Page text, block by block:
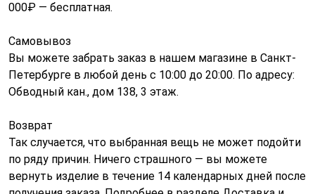
000₽ — бесплатная.
Самовывоз
Вы можете забрать заказ в нашем магазине в Санкт-
Петербурге в любой день с 10:00 до 20:00. По адресу:
Обводный кан., дом 138, 3 этаж.
Возврат
Так случается, что выбранная вещь не может подойти
по ряду причин. Ничего страшного — вы можете
вернуть изделие в течение 14 календарных дней после